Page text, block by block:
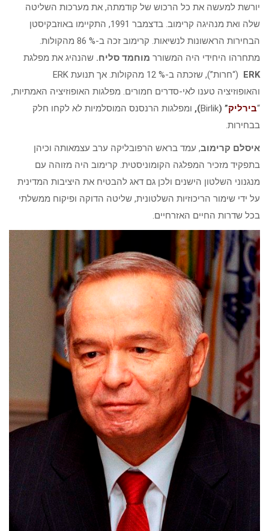
יורשת למעשה את כל הרכוש של קודמתה, את מערכות השליטה
שלה ואת מנהיגה קרימוב. בדצמבר 1991, התקיימו באוזבקיסטן
הבחירות הראשונות לנשיאות. קרימוב זכה ב-% 86 מהקולות.
מתחרהו היחידי היה המשורר מוחמד סליח. שהנהיג את מפלגת
ERK
(“חרות”), שזכתה ב-% 12 מהקולות. אך תנועת ERK
והאופוזיציה טענו לאי-סדרים חמורים. מפלגות האופוזיציה האמתיות,
“בירליק” (
Birlik
), ומפלגות הרנסנס המוסלמיות לא לקחו חלק
בבחירות.
איסלם קרימוב, עמד בראש הרפובליקה ערב עצמאותה וכיהן
בתפקיד מזכיר המפלגה הקומוניסטית. קרימוב היה מזוהה עם
מנגנוני השלטון הישנים ולכן גם דאג להבטיח את היציבות המדינית
על ידי שימור הריכוזיות השלטונית, שליטה הדוקה ופיקוח ממשלתי
בכל שדרות החיים האזרחיים.